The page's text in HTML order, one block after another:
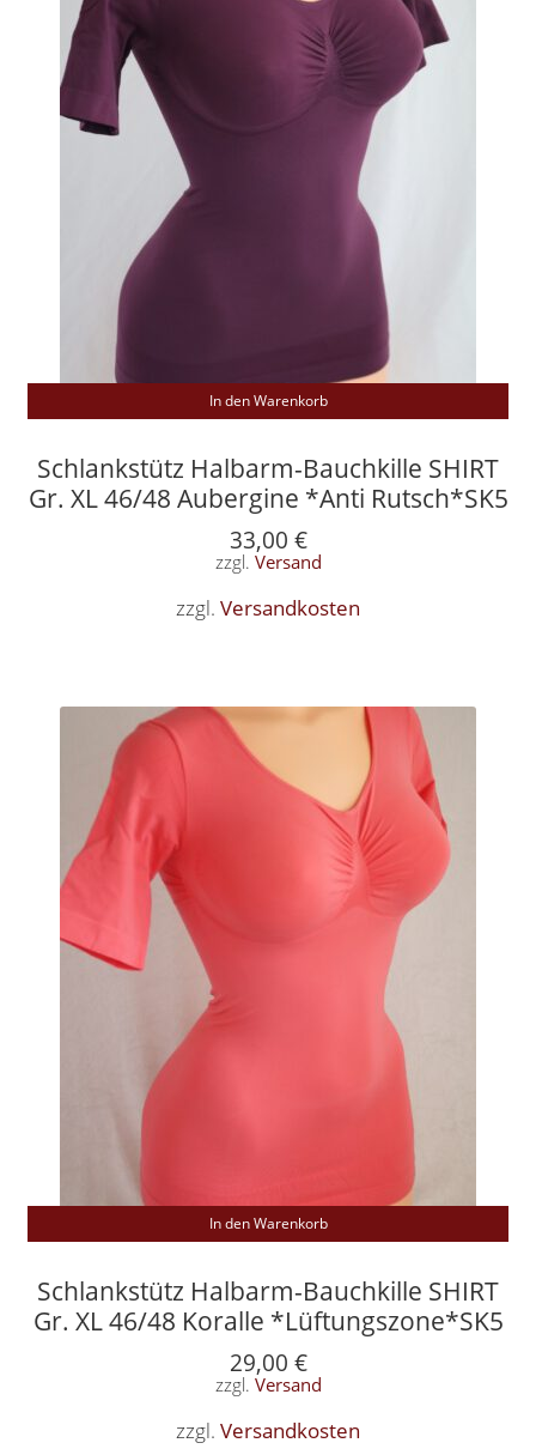
Schlankstütz Halbarm-Bauchkille SHIRT
Gr. XL 46/48 Aubergine *Anti Rutsch*SK5
33,00 €
zzgl. Versand
zzgl. Versandkosten
In den Warenkorb
Schlankstütz Halbarm-Bauchkille SHIRT
Gr. XL 46/48 Koralle *Lüftungszone*SK5
29,00 €
zzgl. Versand
zzgl. Versandkosten
In den Warenkorb